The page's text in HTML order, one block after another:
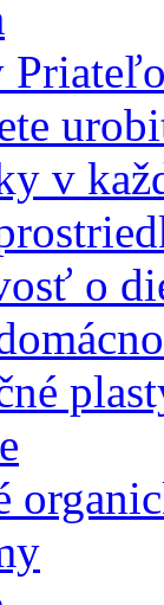
v
o